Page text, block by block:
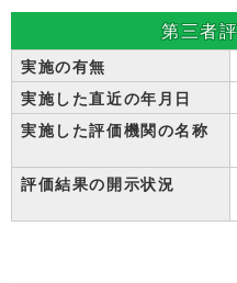
第三者
実施の有無
実施した直近の年月日
実施した評価機関の名称
評価結果の開示状況